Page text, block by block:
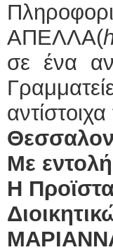
ΑΠΕΛΛΑ(
σε ένα
Με
Η